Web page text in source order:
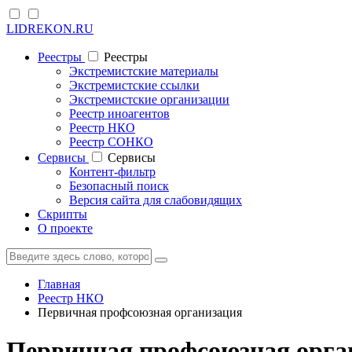
LIDREKON.RU
Реестры
Реестры
Экстремистские материалы
Экстремистские ссылки
Экстремистские организации
Реестр иноагентов
Реестр НКО
Реестр СОНКО
Cервисы
Cервисы
Контент-фильтр
Безопасный поиск
Версия сайта для слабовидящих
Скрипты
О проекте
Главная
Реестр НКО
Первичная профсоюзная организация